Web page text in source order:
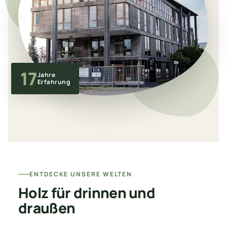
17Jahre
Erfahrung
ENTDECKE UNSERE WELTEN
Holz für drinnen und
draußen